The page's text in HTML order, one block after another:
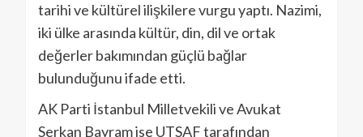
tarihi ve kültürel ilişkilere vurgu yaptı. Nazimi,
iki ülke arasında kültür, din, dil ve ortak
değerler bakımından güçlü bağlar
bulunduğunu ifade etti.
AK Parti İstanbul Milletvekili ve Avukat
Serkan Bayram ise UTSAF tarafından